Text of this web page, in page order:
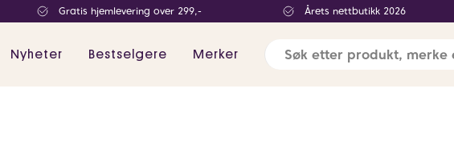
Gratis hjemlevering over 299,- Årets nettbutikk 2026
Nyheter Bestselgere Merker